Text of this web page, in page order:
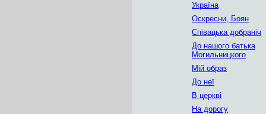
Україна
Оскресни, Боян
Співацька добраніч
До нашого батька
Могильницкого
Мій образ
До неї
В церкві
На дорогу